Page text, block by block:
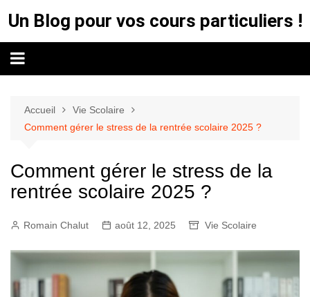
au
contenu
Un Blog pour vos cours particuliers !
Accueil
Vie Scolaire
Comment gérer le stress de la rentrée scolaire 2025 ?
Comment gérer le stress de la
rentrée scolaire 2025 ?
Romain Chalut août 12, 2025 Vie Scolaire